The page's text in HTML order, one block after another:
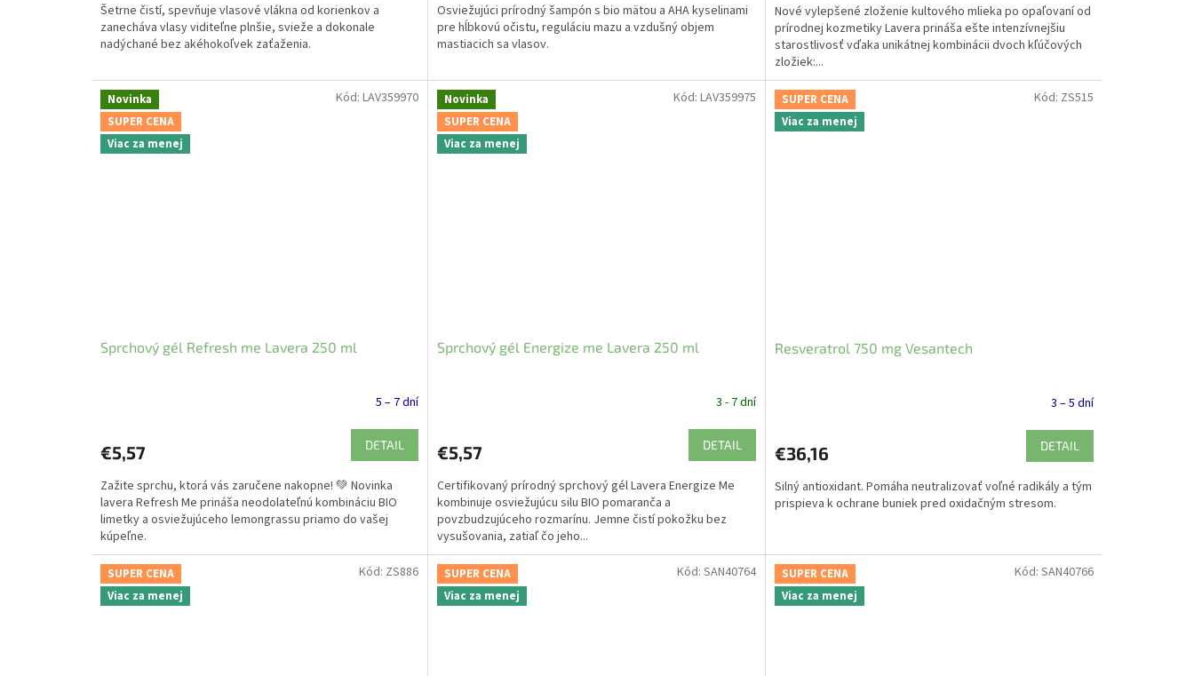
Šetrne čistí, spevňuje vlasové vlákna od korienkov a
zanecháva vlasy viditeľne plnšie, svieže a dokonale
nadýchané bez akéhokoľvek zaťaženia.
Osviežujúci prírodný šampón s bio mätou a AHA kyselinami
pre hĺbkovú očistu, reguláciu mazu a vzdušný objem
mastiacich sa vlasov.
Nové vylepšené zloženie kultového mlieka po opaľovaní od
prírodnej kozmetiky Lavera prináša ešte intenzívnejšiu
starostlivosť vďaka unikátnej kombinácii dvoch kľúčových
zložiek:...
Novinka
SUPER CENA
Viac za menej
Sprchový gél Refresh me Lavera 250 ml
5 – 7 dní
€5,57 DETAIL
Zažite sprchu, ktorá vás zaručene nakopne! 💚 Novinka
lavera Refresh Me prináša neodolateľnú kombináciu BIO
limetky a osviežujúceho lemongrassu priamo do vašej
kúpeľne.
Kód:LAV359970
Novinka
SUPER CENA
Viac za menej
Sprchový gél Energize me Lavera 250 ml
3 - 7 dní
€5,57 DETAIL
Certifikovaný prírodný sprchový gél Lavera Energize Me
kombinuje osviežujúcu silu BIO pomaranča a
povzbudzujúceho rozmarínu. Jemne čistí pokožku bez
vysušovania, zatiaľ čo jeho...
Kód: LAV359975
SUPER CENA
Viac za menej
Resveratrol 750 mg Vesantech
3 – 5 dní
€36,16 DETAIL
Silný antioxidant. Pomáha neutralizovať voľné radikály a tým
prispieva k ochrane buniek pred oxidačným stresom.
Kód: ZS515
SUPER CENA
Viac za menej
Kód: ZS886
SUPER CENA
Viac za menej
Kód: SAN40764
SUPER CENA
Viac za menej
Kód: SAN40766